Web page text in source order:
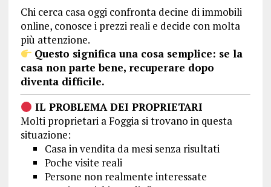
Chi cerca casa oggi confronta decine di immobili
online, conosce i prezzi reali e decide con molta
più attenzione.
Questo significa una cosa semplice: se la
casa non parte bene, recuperare dopo
diventa difficile.
IL PROBLEMA DEI PROPRIETARI
Molti proprietari a Foggia si trovano in questa
situazione:
Casa in vendita da mesi senza risultati
Poche visite reali
Persone non realmente interessate